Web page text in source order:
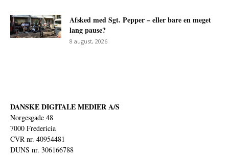
Afsked med Sgt. Pepper – eller bare en meget
lang pause?
8 august, 2026
DANSKE DIGITALE MEDIER A/S
Norgesgade 48
7000 Fredericia
CVR nr. 40954481
DUNS nr. 306166788